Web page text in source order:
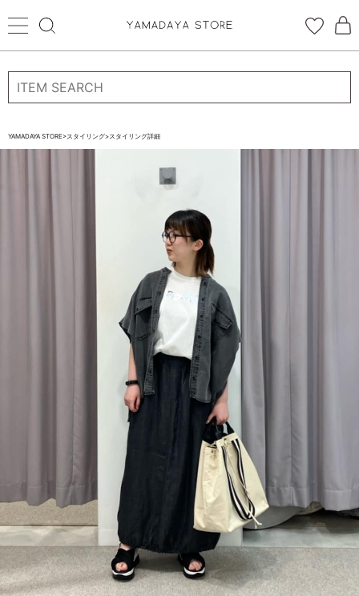
ログイン 新規会員登録
STORE BRAND・LABELから探す
NEWS
ブランド一覧
YAMADAYA STORE>スタイリング>スタイリング詳細
ログイン